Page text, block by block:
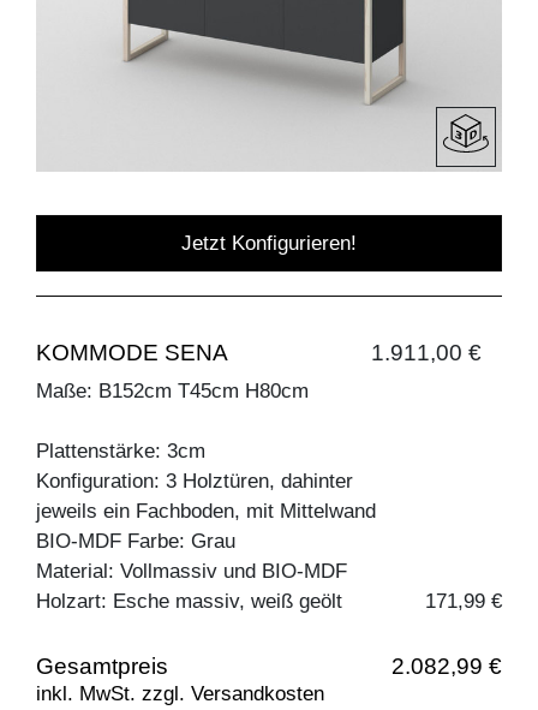
Jetzt Konfigurieren!
KOMMODE SENA 1.911,00 €
Maße: B152cm T45cm H80cm
Plattenstärke: 3cm
Konfiguration: 3 Holztüren, dahinter
jeweils ein Fachboden, mit Mittelwand
BIO-MDF Farbe: Grau
Material: Vollmassiv und BIO-MDF
Holzart: Esche massiv, weiß geölt
171,99 €
Gesamtpreis 2.082,99 €
inkl. MwSt. zzgl. Versandkosten